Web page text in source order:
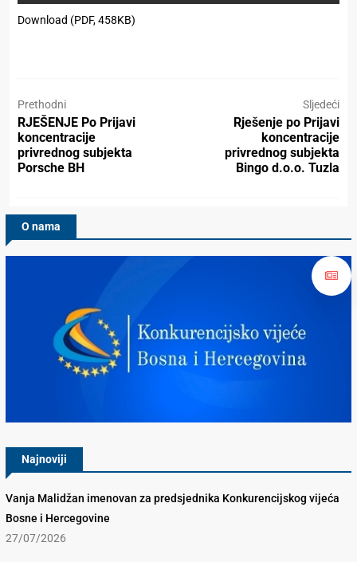
Download (PDF, 458KB)
Prethodni
RJEŠENJE Po Prijavi
koncentracije
privrednog subjekta
Porsche BH
Sljedeći
Rješenje po Prijavi
koncentracije
privrednog subjekta
Bingo d.o.o. Tuzla
O nama
Najnoviji
Vanja Malidžan imenovan za predsjednika Konkurencijskog vijeća
Bosne i Hercegovine
27/07/2026